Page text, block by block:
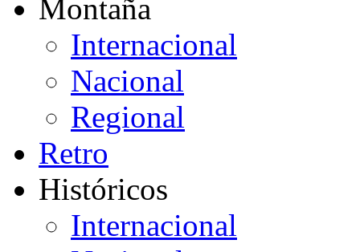
Montaña
Internacional
Nacional
Regional
Retro
Históricos
Internacional